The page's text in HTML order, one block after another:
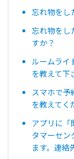
忘れ物をし
忘れ物をし
すか？
ルームライ
を教えて下
スマホで
を教えてく
アプリに「
タマーセン
ます。連絡